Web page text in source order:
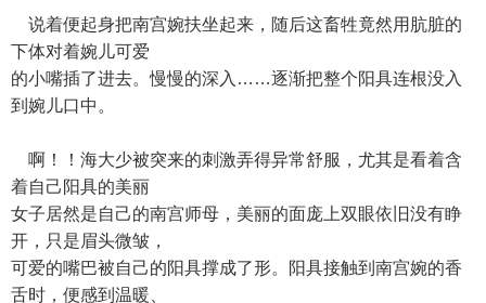
说着便起身把南宫婉扶坐起来，随后这畜牲竟然用肮脏的
下体对着婉儿可爱
的小嘴插了进去。慢慢的深入……逐渐把整个阳具连根没入
到婉儿口中。
啊！！海大少被突来的刺激弄得异常舒服，尤其是看着含
着自己阳具的美丽
女子居然是自己的南宫师母，美丽的面庞上双眼依旧没有睁
开，只是眉头微皱，
可爱的嘴巴被自己的阳具撑成了形。阳具接触到南宫婉的香
舌时，便感到温暖、